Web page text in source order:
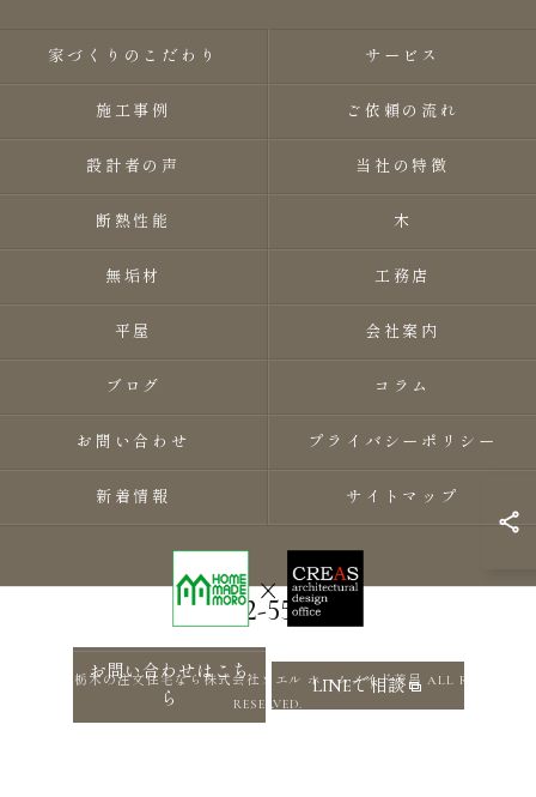
0282-55-8118
お問い合わせはこち
ら
LINEで相談
家づくりのこだわり サービス
施工事例 ご依頼の流れ
設計者の声 当社の特徴
断熱性能 木
無垢材 工務店
平屋 会社案内
ブログ コラム
お問い合わせ プライバシーポリシー
新着情報 サイトマップ
© 2026 栃木の注文住宅なら株式会社ソエル ホームメイド茂呂 ALL RIGHTS
RESERVED.